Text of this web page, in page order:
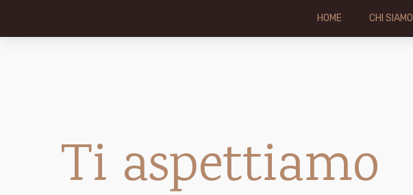
HOME CHI SIAMO
Ti aspettiamo